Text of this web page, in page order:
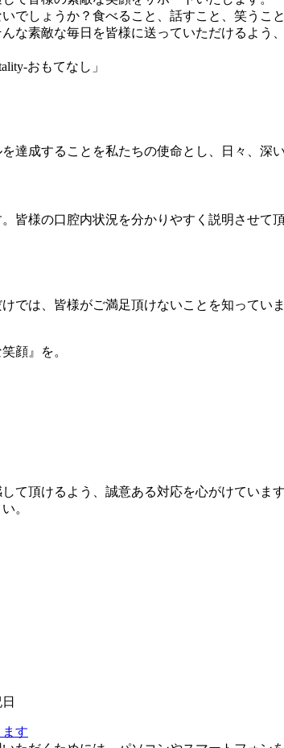
でしょうか？食べること、話すこと、笑う
な素敵な毎日を皆様に送っていただけるよう
おもてなし」
達成することを私たちの使命とし、日々、深
皆様の口腔内状況を分かりやすく説明させ
では、皆様がご満足頂けないことを知って
顔』を。
て頂けるよう、誠意ある対応を心がけています
。​